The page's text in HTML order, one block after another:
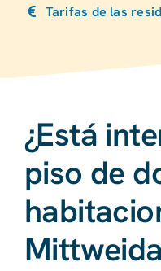
Tarifas de las
¿Está
piso de